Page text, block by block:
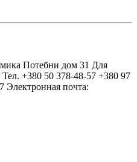
Потебни дом 31 Для
+380 50 378-48-57 +380 97
Электронная почта: